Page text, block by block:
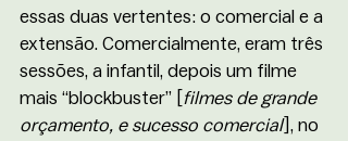
essas duas vertentes: o comercial e a
extensão. Comercialmente, eram três
sessões, a infantil, depois um filme
mais “blockbuster” [
filmes de grande
orçamento, e sucesso comercial], no